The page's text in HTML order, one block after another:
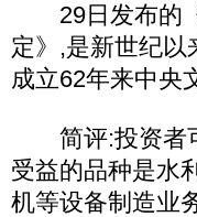
29日发布的《
定》,是新世纪以
成立62年来中央
简评:投资者可
受益的品种是水
机等设备制造业